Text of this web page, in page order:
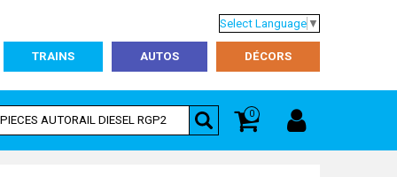
Select Language ▼
TRAINS AUTOS DÉCORS
0